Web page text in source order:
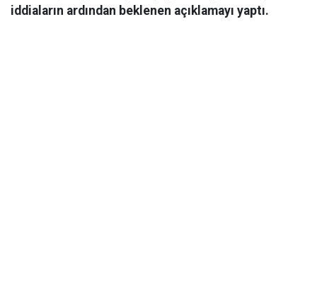
iddiaların ardından beklenen açıklamayı yaptı.